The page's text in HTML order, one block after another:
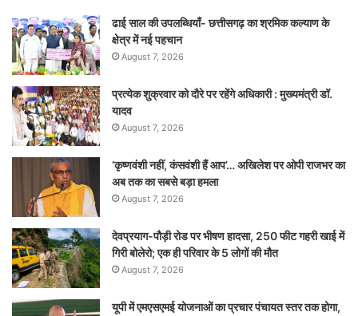
ढाई साल की उपलब्धियाँ- छत्तीसगढ़ का श्रमिक कल्याण के
क्षेत्र में नई पहचान
August 7, 2026
प्रत्येक शुक्रवार को दौरे पर रहेंगे अधिकारी : मुख्यमंत्री डॉ.
यादव
August 7, 2026
‘कृष्णवंशी नहीं, कंसवंशी हैं आप’… अखिलेश पर ओपी राजभर का
अब तक का सबसे बड़ा हमला
August 7, 2026
देवप्रयाग-पौड़ी रोड पर भीषण हादसा, 250 फीट गहरी खाई में
गिरी बोलेरो; एक ही परिवार के 5 लोगों की मौत
August 7, 2026
यूपी में एमएसएमई योजनाओं का प्रचार पंचायत स्तर तक होगा,